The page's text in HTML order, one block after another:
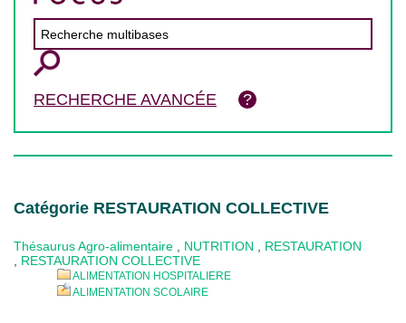
RECHERCHE AVANCÉE
Catégorie RESTAURATION COLLECTIVE
Thésaurus Agro-alimentaire NUTRITION
RESTAURATION
RESTAURATION COLLECTIVE
ALIMENTATION HOSPITALIERE
ALIMENTATION SCOLAIRE